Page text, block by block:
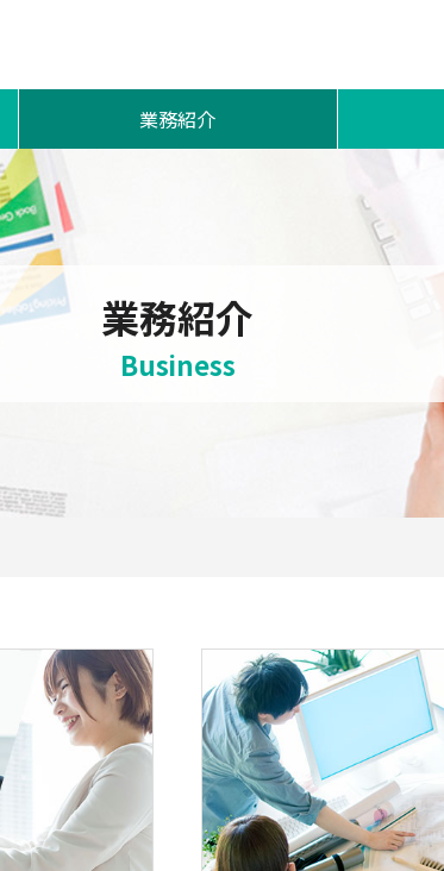
業務紹介
斡旋販売業務
印刷コンサルティング業務
品質・リスク管理業務
業務紹介
Business